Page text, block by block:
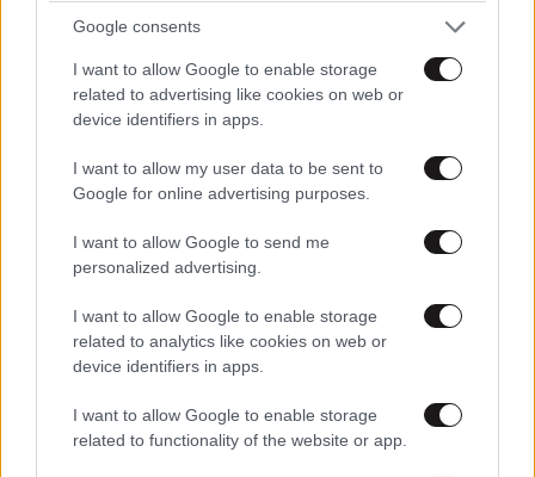
Google consents
I want to allow Google to enable storage
related to advertising like cookies on web or
device identifiers in apps.
I want to allow my user data to be sent to
Google for online advertising purposes.
I want to allow Google to send me
personalized advertising.
I want to allow Google to enable storage
related to analytics like cookies on web or
device identifiers in apps.
I want to allow Google to enable storage
related to functionality of the website or app.
ΕΛΛΑΔΑ05·08·2026 21:24
«Κάηκε το σπίτι μας στην Ελλάδα λίγο πριν
από τη Βρετανία που είδε το όνειρο ζωής να
γίνεται στάχτη